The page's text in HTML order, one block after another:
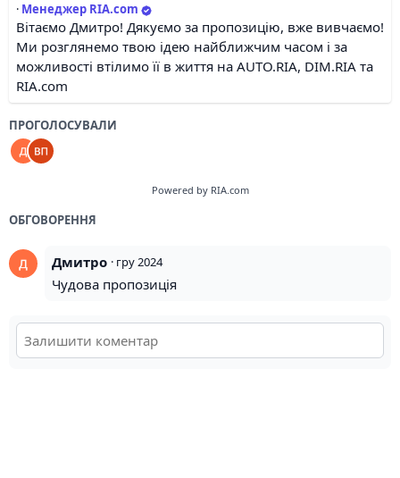
· Менеджер RIA.com
Вітаємо Дмитро! Дякуємо за пропозицію, вже вивчаємо!
Ми розглянемо твою ідею найближчим часом і за
можливості втілимо її в життя на AUTO.RIA, DIM.RIA та
RIA.com
ПРОГОЛОСУВАЛИ
Powered by RIA.com
ОБГОВОРЕННЯ
Дмитро · гру 2024
Чудова пропозиція